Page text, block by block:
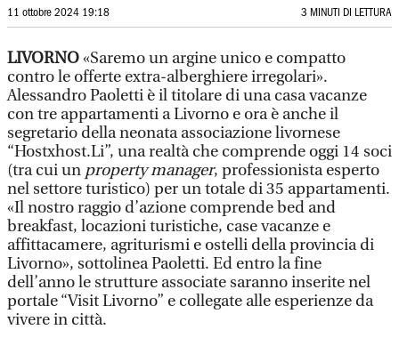
11 ottobre 2024 19:18 3 MINUTI DI LETTURA
LIVORNO«Saremo un argine unico e compatto
contro le offerte extra-alberghiere irregolari».
Alessandro Paoletti è il titolare di una casa vacanze
con tre appartamenti a Livorno e ora è anche il
segretario della neonata associazione livornese
“Hostxhost.Li”, una realtà che comprende oggi 14 soci
(tra cui un property manager, professionista esperto
nel settore turistico) per un totale di 35 appartamenti.
«Il nostro raggio d’azione comprende bed and
breakfast, locazioni turistiche, case vacanze e
affittacamere, agriturismi e ostelli della provincia di
Livorno», sottolinea Paoletti. Ed entro la fine
dell’anno le strutture associate saranno inserite nel
portale “Visit Livorno” e collegate alle esperienze da
vivere in città.